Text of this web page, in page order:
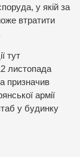
у якій за
втратити
тут
листопада
призначив
армії
у будинку